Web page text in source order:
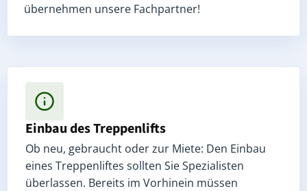
übernehmen unsere Fachpartner!
Einbau des Treppenlifts
Ob neu, gebraucht oder zur Miete: Den Einbau
eines Treppenliftes sollten Sie Spezialisten
überlassen. Bereits im Vorhinein müssen